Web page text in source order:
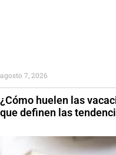
¿Cómo huelen las
que definen las
agosto 7, 2026